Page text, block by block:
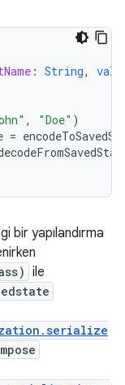
: String, val
, "Doe" )
=
bir yapılandırma
ile